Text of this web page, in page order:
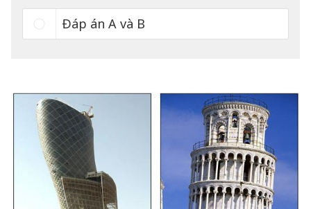
Đáp án A và B